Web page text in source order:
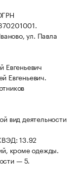
ул. Павла
Евгеньевич
Евгеньевич.
вид деятельности
13.92
кроме одежды.
— 5.